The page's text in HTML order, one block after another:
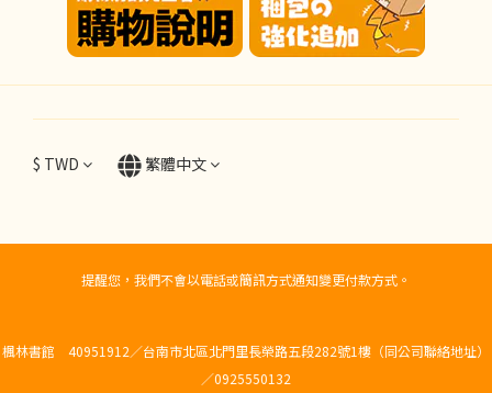
$ TWD 繁體中文
提醒您，我們不會以電話或簡訊方式通知變更付款方式。
楓林書館 40951912／台南市北區北門里長榮路五段282號1樓（同公司聯絡地址）
／0925550132